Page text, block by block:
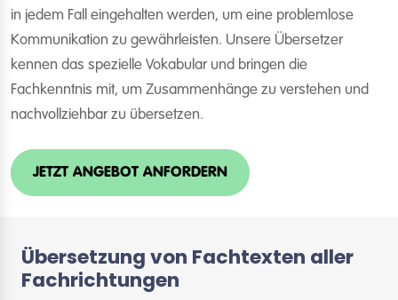
in jedem Fall eingehalten werden, um eine problemlose
Kommunikation zu gewährleisten. Unsere Übersetzer
kennen das spezielle Vokabular und bringen die
Fachkenntnis mit, um Zusammenhänge zu verstehen und
nachvollziehbar zu übersetzen.
JETZT ANGEBOT ANFORDERN
Übersetzung von Fachtexten aller
Fachrichtungen